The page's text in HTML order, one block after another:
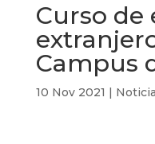
Curso de
Campus
10 Nov 2021 |